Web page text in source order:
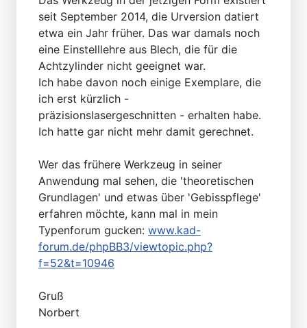
seit September 2014, die Urversion datiert
etwa ein Jahr früher. Das war damals noch
eine Einstelllehre aus Blech, die für die
Achtzylinder nicht geeignet war.
Ich habe davon noch einige Exemplare, die
ich erst kürzlich -
präzisionslasergeschnitten - erhalten habe.
Ich hatte gar nicht mehr damit gerechnet.
Wer das frühere Werkzeug in seiner
Anwendung mal sehen, die 'theoretischen
Grundlagen' und etwas über 'Gebisspflege'
erfahren möchte, kann mal in mein
Typenforum gucken: www.kad-
forum.de/phpBB3/viewtopic.php?
f=52&t=10946
Gruß
Norbert